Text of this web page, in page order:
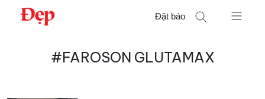
Chuyển
Đặt báo
#FAROSON GLUTAMAX